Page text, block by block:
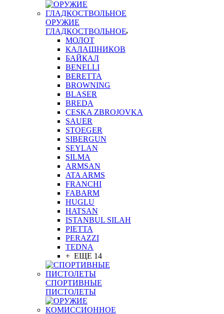
ОРУЖИЕ
ГЛАДКОСТВОЛЬНОЕ
МОЛОТ
КАЛАШНИКОВ
БАЙКАЛ
BENELLI
BERETTA
BROWNING
BLASER
BREDA
CESKA ZBROJOVKA
SAUER
STOEGER
SIBERGUN
SEYLAN
SILMA
ARMSAN
ATA ARMS
FRANCHI
FABARM
HUGLU
HATSAN
ISTANBUL SILAH
PIETTA
PERAZZI
TEDNA
+ ЕЩЕ 14
СПОРТИВНЫЕ
ПИСТОЛЕТЫ